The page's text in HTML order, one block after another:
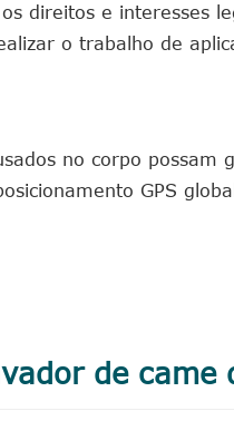
direitos e interesses
o trabalho de
no corpo possam
GPS
de came